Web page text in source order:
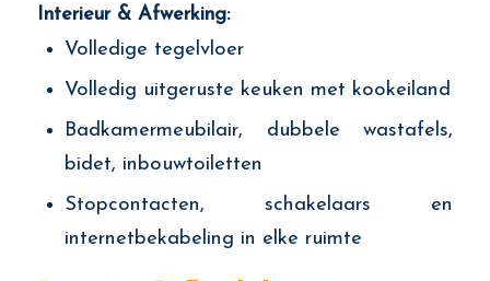
Interieur & Afwerking:
Volledige tegelvloer
Volledig uitgeruste keuken met kookeiland
Badkamermeubilair, dubbele wastafels,
bidet, inbouwtoiletten
Stopcontacten, schakelaars en
internetbekabeling in elke ruimte